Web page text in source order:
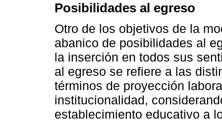
Posibilidades al egreso
Otro de los objetivos de la
abanico de posibilidades al
la inserción en todos sus
al egreso se refiere a las
términos de proyección
institucionalidad,
establecimiento educativo a